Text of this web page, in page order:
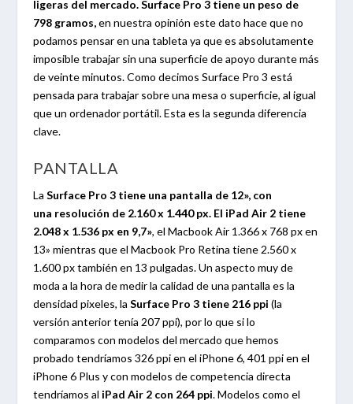
ligeras del mercado. Surface Pro 3 tiene un peso de
798 gramos,en nuestra opinión este dato hace que no
podamos pensar en una tableta ya que es absolutamente
imposible trabajar sin una superficie de apoyo durante más
de veinte minutos. Como decimos Surface Pro 3 está
pensada para trabajar sobre una mesa o superficie, al igual
que un ordenador portátil. Esta es la segunda diferencia
clave.
PANTALLA
LaSurface Pro 3 tiene una pantalla de 12», con
una resolución de 2.160 x 1.440 px. El iPad Air 2 tiene
2.048 x 1.536 px en 9,7», el Macbook Air 1.366 x 768 px en
13» mientras que el Macbook Pro Retina tiene 2.560 x
1.600 px también en 13 pulgadas. Un aspecto muy de
moda a la hora de medir la calidad de una pantalla es la
densidad pixeles, laSurface Pro 3 tiene 216 ppi (la
versión anterior tenía 207 ppi), por lo que si lo
comparamos con modelos del mercado que hemos
probado tendríamos 326 ppi en el iPhone 6, 401 ppi en el
iPhone 6 Plus y con modelos de competencia directa
tendríamos al iPad Air 2 con 264 ppi. Modelos como el